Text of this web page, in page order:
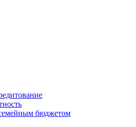
бюджетом